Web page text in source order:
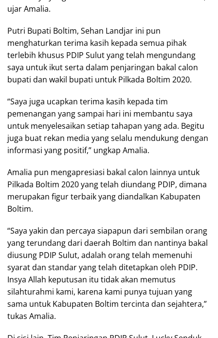
ujar Amalia.
Putri Bupati Boltim, Sehan Landjar ini pun
menghaturkan terima kasih kepada semua pihak
terlebih khusus PDIP Sulut yang telah mengundang
saya untuk ikut serta dalam penjaringan bakal calon
bupati dan wakil bupati untuk Pilkada Boltim 2020.
“Saya juga ucapkan terima kasih kepada tim
pemenangan yang sampai hari ini membantu saya
untuk menyelesaikan setiap tahapan yang ada. Begitu
juga buat rekan media yang selalu mendukung dengan
informasi yang positif,” ungkap Amalia.
Amalia pun mengapresiasi bakal calon lainnya untuk
Pilkada Boltim 2020 yang telah diundang PDIP, dimana
merupakan figur terbaik yang diandalkan Kabupaten
Boltim.
“Saya yakin dan percaya siapapun dari sembilan orang
yang terundang dari daerah Boltim dan nantinya bakal
diusung PDIP Sulut, adalah orang telah memenuhi
syarat dan standar yang telah ditetapkan oleh PDIP.
Insya Allah keputusan itu tidak akan memutus
silahturahmi kami, karena kami punya tujuan yang
sama untuk Kabupaten Boltim tercinta dan sejahtera,”
tukas Amalia.